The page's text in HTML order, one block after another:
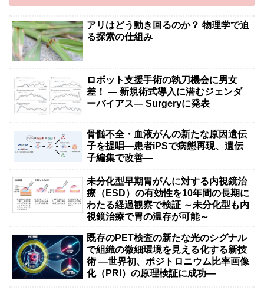
アリはどう動き回るのか？ 物理学で迫
る探索の仕組み
ロボット支援手術の執刀機会に男女
差！ — 新規術式導入に潜むジェンダ
ーバイアス— Surgeryに発表
骨髄不全・血液がんの新たな原因遺伝
子を提唱―患者iPSで病態再現、遺伝
子編集で改善―
未分化型早期胃がんに対する内視鏡治
療（ESD）の有効性を10年間の長期に
わたる経過観察で検証 ～未分化型も内
視鏡治療で胃の温存が可能～
既存のPET検査の新たな光のシグナル
で組織の微細環境を見える化する新技
術 ―世界初、ポジトロニウム比率画像
化（PRI）の原理検証に成功―